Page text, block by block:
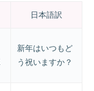
日本語訳
新年はいつもど
う祝いますか？